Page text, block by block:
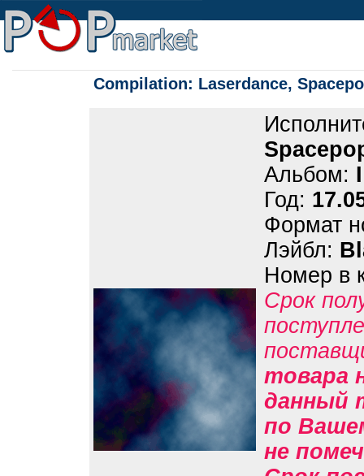
Compilation: Laserdance,
Альбом:
Год:
Формат
Лэйбл:
Номер в
Срок
товара
данный
по
не